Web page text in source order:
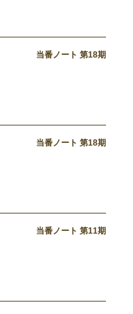
当番ノート 第18期
当番ノート 第18期
当番ノート 第11期